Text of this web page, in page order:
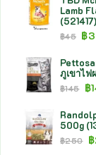
Lamb
(521417)
฿45 ฿
ภูเขาไ
฿145 ฿
500g
฿250 ฿